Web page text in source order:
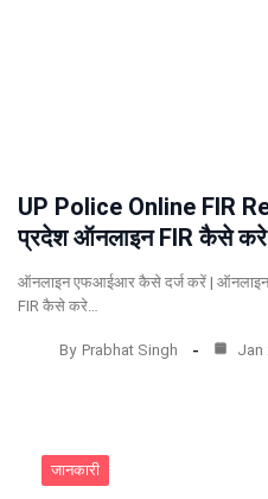
UP Police Online FIR
प्रदेश ऑनलाइन FIR कैसे
ऑनलाइन एफआईआर कैसे दर्ज करें | ऑनलाइन
FIR कैसे करे…
By Prabhat Singh Jan
जानकारी